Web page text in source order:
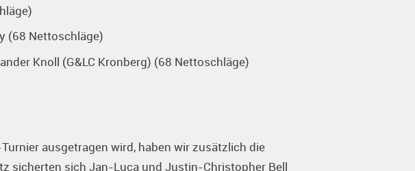
(68 Nettoschläge)
Knoll (G&LC Kronberg) (68 Nettoschläge)
ausgetragen wird, haben wir zusätzlich die
sicherten sich Jan-Luca und Justin-Christopher Bell